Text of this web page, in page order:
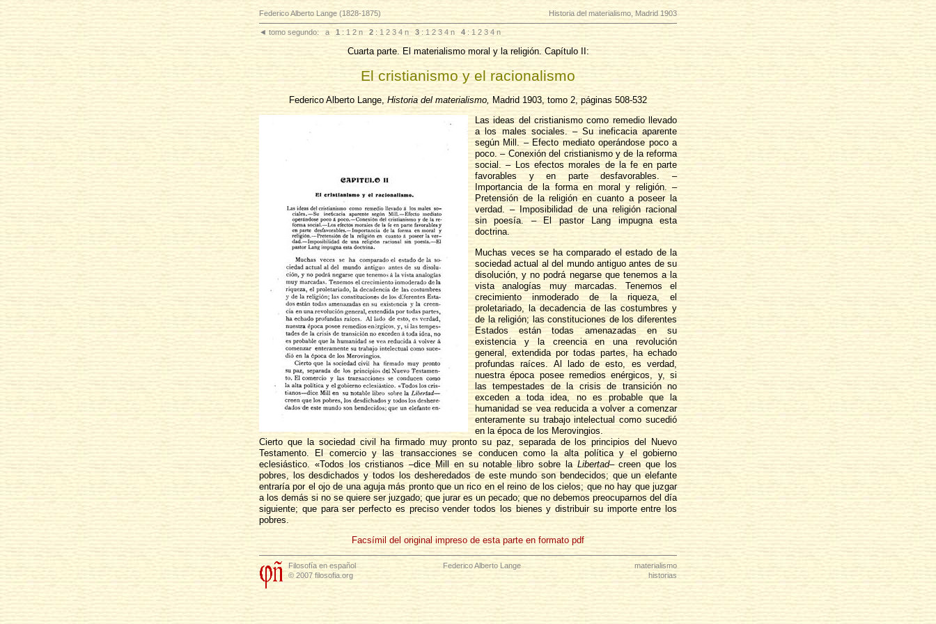
Federico Alberto Lange (1828-1875) Historia del materialismo, Madrid 1903
◄ tomo segundo: a 1 : 1 2 n 2 : 1 2 3 4 n 3 : 1 2 3 4 n 4 : 1 2 3 4 n
Cuarta parte. El materialismo moral y la religión. Capítulo II:
El cristianismo y el racionalismo
Federico Alberto Lange, Historia del materialismo, Madrid 1903, tomo 2, páginas 508-532
Las ideas del cristianismo como remedio llevado
a los males sociales. – Su ineficacia aparente
según Mill. – Efecto mediato operándose poco a
poco. – Conexión del cristianismo y de la reforma
social. – Los efectos morales de la fe en parte
favorables y en parte desfavorables. –
Importancia de la forma en moral y religión. –
Pretensión de la religión en cuanto a poseer la
verdad. – Imposibilidad de una religión racional
sin poesía. – El pastor Lang impugna esta
doctrina.
Muchas veces se ha comparado el estado de la
sociedad actual al del mundo antiguo antes de su
disolución, y no podrá negarse que tenemos a la
vista analogías muy marcadas. Tenemos el
crecimiento inmoderado de la riqueza, el
proletariado, la decadencia de las costumbres y
de la religión; las constituciones de los diferentes
Estados están todas amenazadas en su
existencia y la creencia en una revolución
general, extendida por todas partes, ha echado
profundas raíces. Al lado de esto, es verdad,
nuestra época posee remedios enérgicos, y, si
las tempestades de la crisis de transición no
exceden a toda idea, no es probable que la
humanidad se vea reducida a volver a comenzar
enteramente su trabajo intelectual como sucedió
en la época de los Merovingios.
Cierto que la sociedad civil ha firmado muy pronto su paz, separada de los principios del Nuevo
Testamento. El comercio y las transacciones se conducen como la alta política y el gobierno
eclesiástico. «Todos los cristianos –dice Mill en su notable libro sobre la Libertad– creen que los
pobres, los desdichados y todos los desheredados de este mundo son bendecidos; que un elefante
entraría por el ojo de una aguja más pronto que un rico en el reino de los cielos; que no hay que juzgar
a los demás si no se quiere ser juzgado; que jurar es un pecado; que no debemos preocuparnos del día
siguiente; que para ser perfecto es preciso vender todos los bienes y distribuir su importe entre los
pobres.
Facsímil del original impreso de esta parte en formato pdf
Filosofía en español
© 2007 filosofia.org
Federico Alberto Lange
materialismo
historias